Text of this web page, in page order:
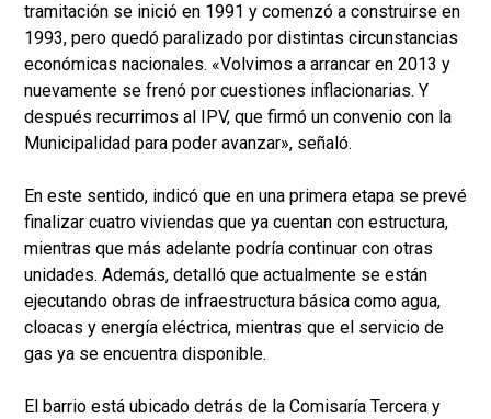
tramitación se inició en 1991 y comenzó a construirse en
1993, pero quedó paralizado por distintas circunstancias
económicas nacionales. «Volvimos a arrancar en 2013 y
nuevamente se frenó por cuestiones inflacionarias. Y
después recurrimos al IPV, que firmó un convenio con la
Municipalidad para poder avanzar», señaló.
En este sentido, indicó que en una primera etapa se prevé
finalizar cuatro viviendas que ya cuentan con estructura,
mientras que más adelante podría continuar con otras
unidades. Además, detalló que actualmente se están
ejecutando obras de infraestructura básica como agua,
cloacas y energía eléctrica, mientras que el servicio de
gas ya se encuentra disponible.
El barrio está ubicado detrás de la Comisaría Tercera y